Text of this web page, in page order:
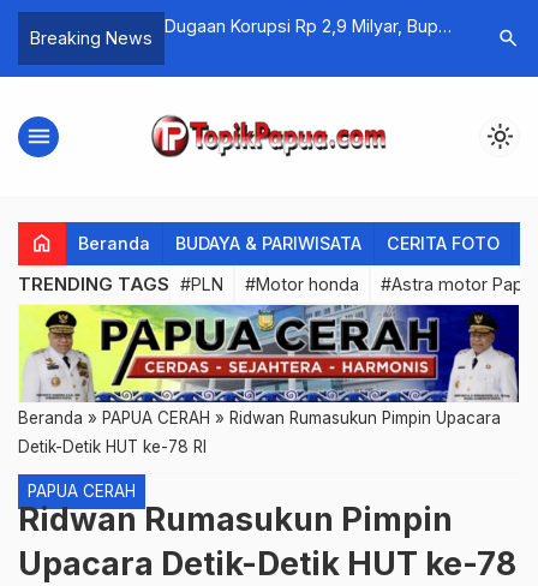
Breaking News
Tewas Ditikam
Dugaan Korupsi Rp 2,9 Milyar, Bupati
Pemda
Tembak
search
menu light_mode
home Beranda BUDAYA & PARIWISATA CERITA FOTO
TRENDING TAGS #PLN #Motor honda #Astra motor
Beranda » PAPUA CERAH » Ridwan Rumasukun Pimpin Upacara
Detik-Detik HUT ke-78 RI
PAPUA CERAH
Ridwan Rumasukun Pimpin
Upacara Detik-Detik HUT ke-78